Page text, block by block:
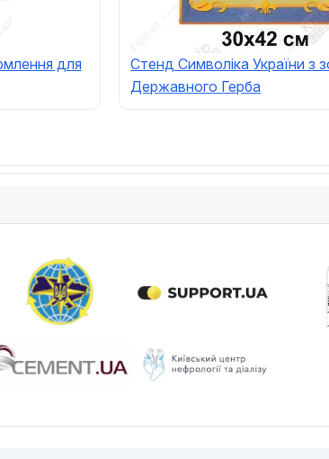
для
Стенд Символіка України з
Державного Герба